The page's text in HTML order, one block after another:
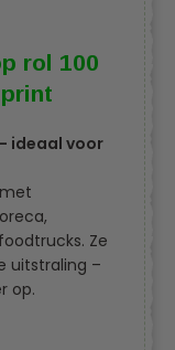
rol 100
ideaal voor
Ze
uitstraling –
op.